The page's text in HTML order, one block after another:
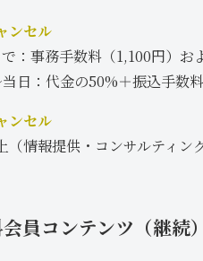
ンセル
：事務手数料（1,100円）お
日：代金の50%＋振込手数
ンセル
（情報提供・コンサルティン
員コンテンツ（継続）